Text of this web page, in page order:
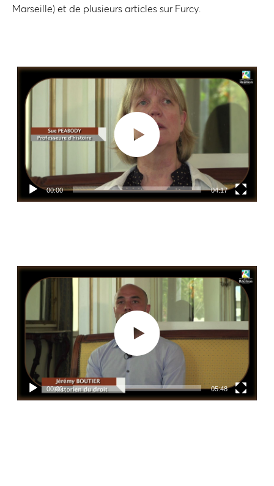
Marseille) et de plusieurs articles sur Furcy.
Lecteur
vidéo
00:00 04:17
Lecteur
vidéo
00:00 05:48